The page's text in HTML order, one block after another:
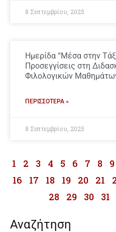
8 Σεπτεμβρίου, 2025
Hμερίδα “Μέσα στην
Προσεγγίσεις στη
Φιλολογικών
ΠΕΡΙΣΣΌΤΕΡΑ »
8 Σεπτεμβρίου, 2025
1 2 3 4 5 6 7 8 9
16
17 18 19 20 21
28
29 30 31
Αναζήτηση